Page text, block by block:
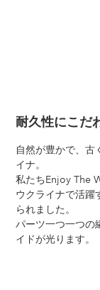
耐久性にこだ
自然が豊かで、古
イナ。
私たちEnjoy The
ウクライナで活躍
られました。
パーツ一つ一つの
イドが光ります。